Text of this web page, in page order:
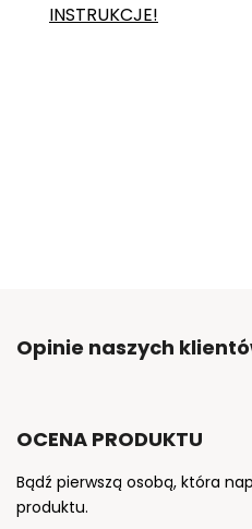
INSTRUKCJE!
Opinie naszych
OCENA PRODUKTU
Bądź pierwszą osobą, która
produktu.